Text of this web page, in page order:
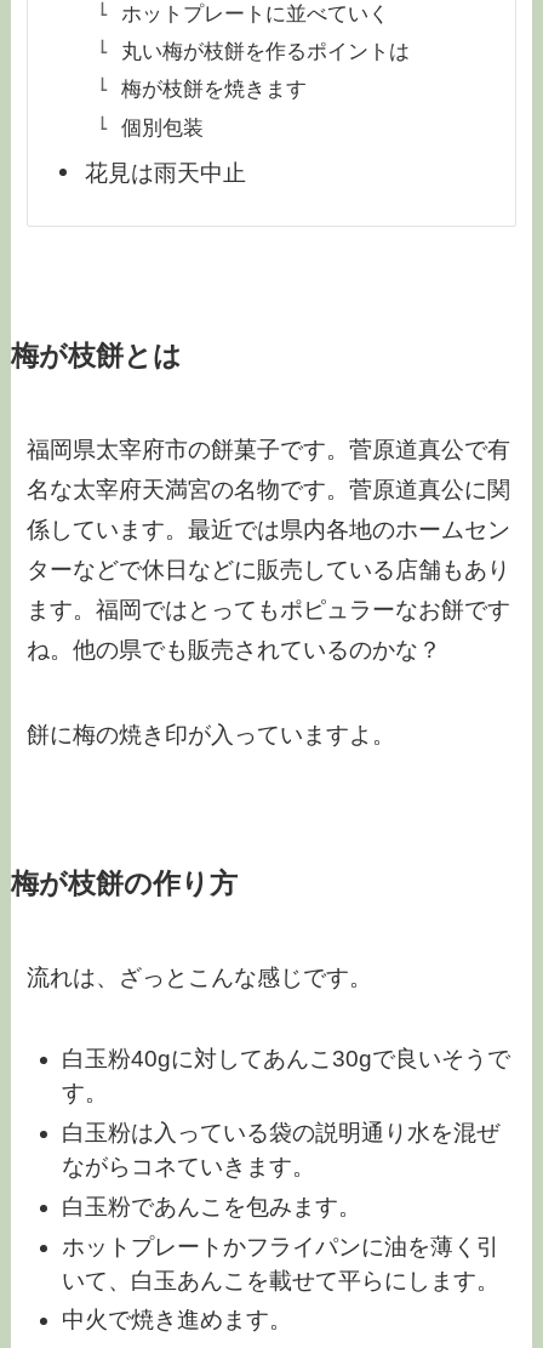
ホットプレートに並べていく
丸い梅が枝餅を作るポイントは
梅が枝餅を焼きます
個別包装
花見は雨天中止
梅が枝餅とは
福岡県太宰府市の餅菓子です。菅原道真公で有
名な太宰府天満宮の名物です。菅原道真公に関
係しています。最近では県内各地のホームセン
ターなどで休日などに販売している店舗もあり
ます。福岡ではとってもポピュラーなお餅です
ね。他の県でも販売されているのかな？
餅に梅の焼き印が入っていますよ。
梅が枝餅の作り方
流れは、ざっとこんな感じです。
白玉粉40gに対してあんこ30gで良いそうで
す。
白玉粉は入っている袋の説明通り水を混ぜ
ながらコネていきます。
白玉粉であんこを包みます。
ホットプレートかフライパンに油を薄く引
いて、白玉あんこを載せて平らにします。
中火で焼き進めます。